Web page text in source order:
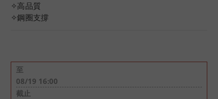
✧高品質
✧鋼圈支撐
至
08/19 16:00
截止